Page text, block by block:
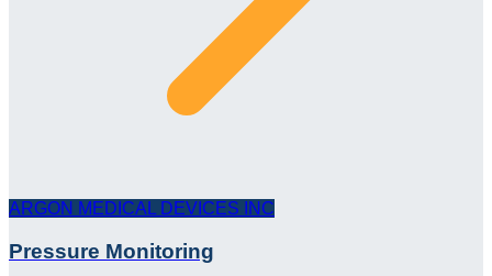
ARGON MEDICAL DEVICES INC
Pressure Monitoring